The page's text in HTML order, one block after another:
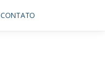
CONTATO